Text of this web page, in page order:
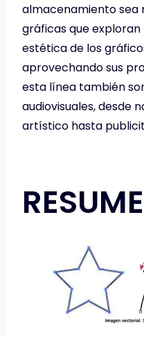
almacenamiento sea
gráficas que exploran
estética de los
aprovechando sus
esta línea también
audiovisuales, desde
artístico hasta